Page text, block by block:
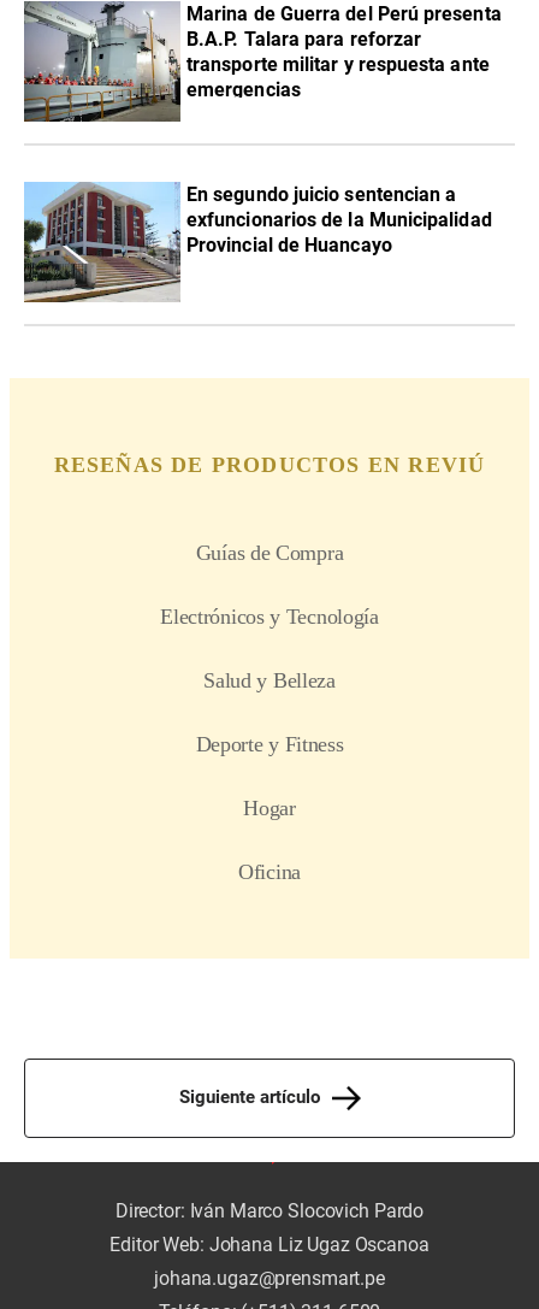
Marina de Guerra del Perú presenta
B.A.P. Talara para reforzar
transporte militar y respuesta ante
emergencias
En segundo juicio sentencian a
exfuncionarios de la Municipalidad
Provincial de Huancayo
Siguiente artículo
Director: Iván Marco Slocovich Pardo
Editor Web: Johana Liz Ugaz Oscanoa
johana.ugaz@prensmart.pe